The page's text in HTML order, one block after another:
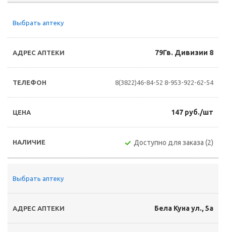
Выбрать аптеку
79Гв. Дивизии 8
8(3822)46-84-52 8-953-922-62-54
147 руб./шт
Доступно для заказа (2)
Выбрать аптеку
Бела Куна ул., 5а